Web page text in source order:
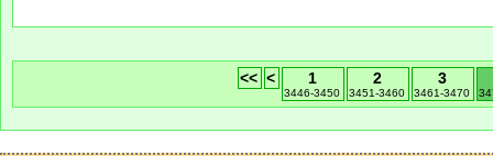
<< < 1
3446-3450
2
3451-3460
3
3461-3470